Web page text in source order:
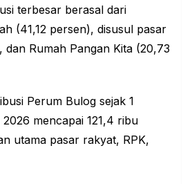
terbesar berasal dari
(41,12 persen), disusul pasar
Rumah Pangan Kita (20,73
Perum Bulog sejak 1
mencapai 121,4 ribu
utama pasar rakyat, RPK,